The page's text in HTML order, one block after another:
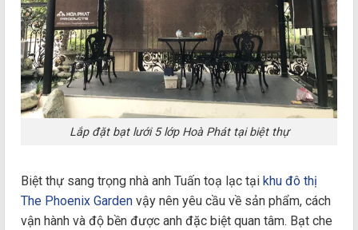
Lắp đặt bạt lưới 5 lớp Hoà Phát tại biệt thự
Biệt thự sang trọng nhà anh Tuấn toạ lạc tại khu đô thị
The Phoenix Garden vậy nên yêu cầu về sản phẩm, cách
vận hành và độ bền được anh đặc biệt quan tâm. Bạt che